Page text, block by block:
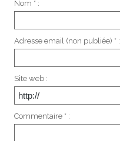
Nom * :
Adresse email (non publiée) * :
Site web :
Commentaire * :